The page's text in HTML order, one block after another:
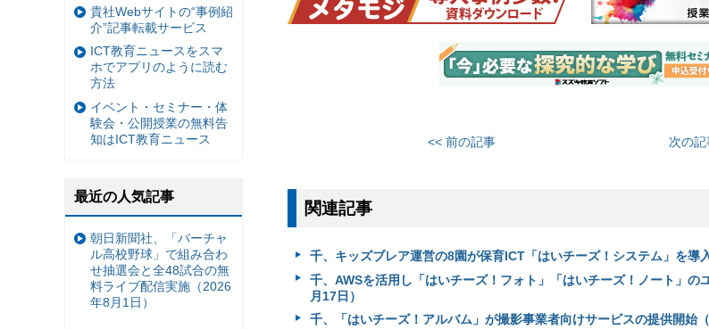
<< 前の記事 次の
関連記事
千、キッズブレア運営の8園が保育ICT「はいチーズ！システム」を導
千、AWSを活用し「はいチーズ！フォト」「はいチーズ！ノート」の
月17日）
千、「はいチーズ！アルバム」が撮影事業者向けサービスの提供開始
貴社Webサイトの“事例紹
介”記事転載サービス
ICT教育ニュースをスマ
ホでアプリのように読む
方法
イベント・セミナー・体
験会・公開授業の無料告
知はICT教育ニュース
最近の人気記事
朝日新聞社、「バーチャ
ル高校野球」で組み合わ
せ抽選会と全48試合の無
料ライブ配信実施（2026
年8月1日）